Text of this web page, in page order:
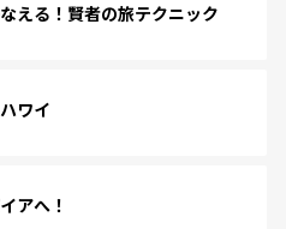
える！賢者の旅テクニック
ワイ
アへ！